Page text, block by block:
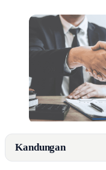
Kandungan